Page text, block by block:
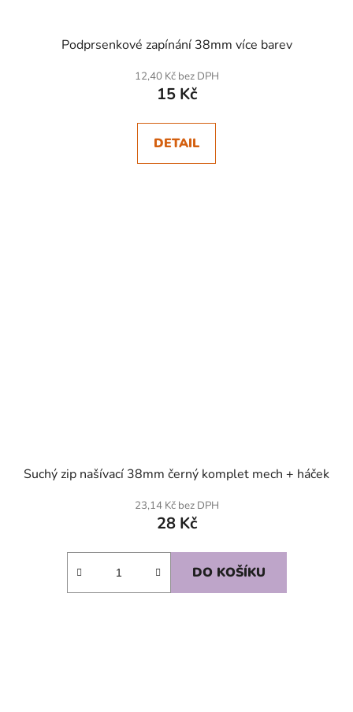
Podprsenkové zapínání 38mm více barev
12,40 Kč bez DPH
15 Kč
DETAIL
Suchý zip našívací 38mm černý komplet mech + háček
23,14 Kč bez DPH
28 Kč
DO KOŠÍKU